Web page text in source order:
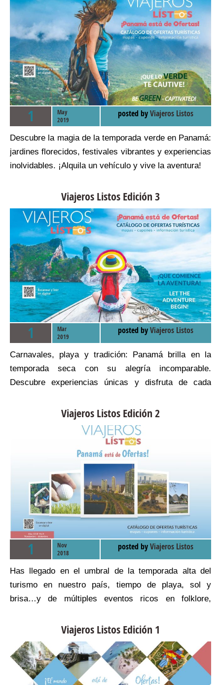
1
May
2019
posted byViajeros Listos
Descubre la magia de la temporada verde en Panamá:
jardines florecidos, festivales vibrantes y experiencias
inolvidables. ¡Alquila un vehículo y vive la aventura!
Viajeros Listos Edición 3
1
Mar
2019
posted byViajeros Listos
Carnavales, playa y tradición: Panamá brilla en la
temporada seca con su alegría incomparable.
Descubre experiencias únicas y disfruta de cada
Viajeros Listos Edición 2
1
Nov
2018
posted byViajeros Listos
Has llegado en el umbral de la temporada alta del
turismo en nuestro país, tiempo de playa, sol y
brisa…y de múltiples eventos ricos en folklore,
iniciar el año con nuevas energías. ¡Felicidades!
Viajeros Listos Edición 1